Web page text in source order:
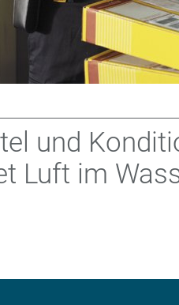
und
Luft im